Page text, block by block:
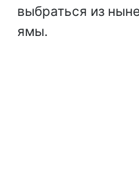
выбраться из
ямы.